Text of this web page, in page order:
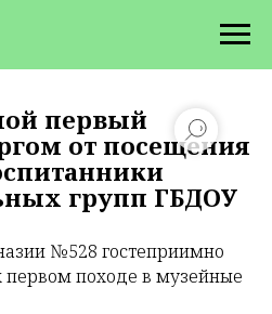
первый
от посещения
групп ГБДОУ
№528 гостеприимно
походе в музейные